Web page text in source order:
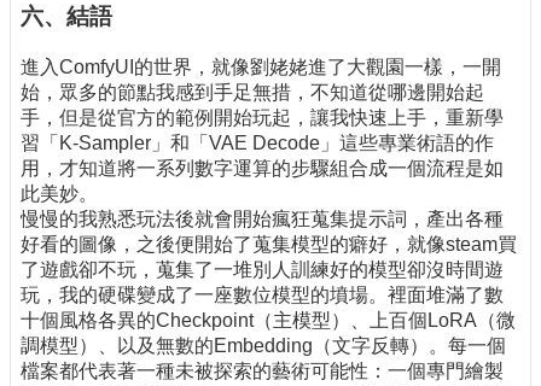
六、結語
進入ComfyUI的世界，就像劉姥姥進了大觀園一樣，一開
始，眾多的節點我感到手足無措，不知道從哪邊開始起
手，但是從官方的範例開始玩起，讓我快速上手，重新學
習「K-Sampler」和「VAE Decode」這些專業術語的作
用，才知道將一系列數字運算的步驟組合成一個流程是如
此美妙。
慢慢的我熟悉玩法後就會開始瘋狂蒐集提示詞，產出各種
好看的圖像，之後便開始了蒐集模型的癖好，就像steam買
了遊戲卻不玩，蒐集了一堆別人訓練好的模型卻沒時間遊
玩，我的硬碟變成了一座數位模型的墳場。裡面堆滿了數
十個風格各異的Checkpoint（主模型）、上百個LoRA（微
調模型）、以及無數的Embedding（文字反轉）。每一個
檔案都代表著一種未被探索的藝術可能性：一個專門繪製